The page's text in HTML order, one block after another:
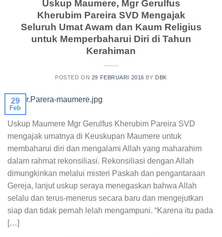
Uskup Maumere, Mgr Gerulfus
Kherubim Pareira SVD Mengajak
Seluruh Umat Awam dan Kaum Religius
untuk Memperbaharui Diri di Tahun
Kerahiman
POSTED ON 29 FEBRUARI 2016 BY DBK
29
Feb
Uskup Maumere Mgr Gerulfus Kherubim Pareira SVD
mengajak umatnya di Keuskupan Maumere untuk
membaharui diri dan mengalami Allah yang maharahim
dalam rahmat rekonsiliasi. Rekonsiliasi dengan Allah
dimungkinkan melalui misteri Paskah dan pengantaraan
Gereja, lanjut uskup seraya menegaskan bahwa Allah
selalu dan terus-menerus secara baru dan mengejutkan
siap dan tidak pernah lelah mengampuni. “Karena itu pada
[…]